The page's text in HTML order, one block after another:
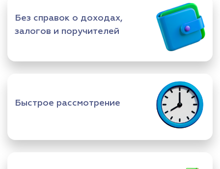
Без справок о доходах,
залогов и поручителей
Быстрое рассмотрение